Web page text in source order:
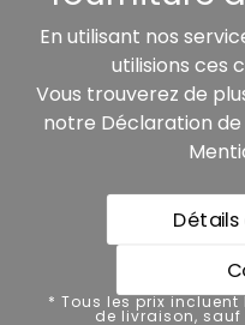
Nos partenaires:
* Tous les prix incluent la
livraison, sauf indication
Protection des
En utilisant nos
utilisions ces
Vous trouverez de
notre Déclaration
Détails
* Tous les prix
de livraison,